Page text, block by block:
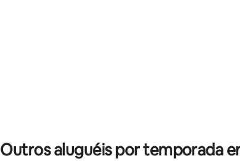
Outros aluguéis por temporada